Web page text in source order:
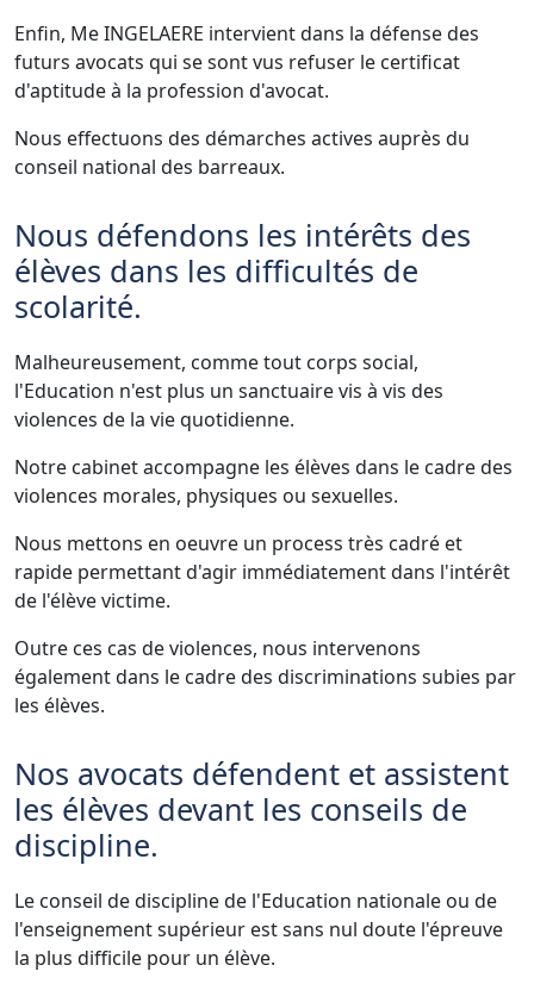
Enfin, Me INGELAERE intervient dans la défense des
futurs avocats qui se sont vus refuser le certificat
d'aptitude à la profession d'avocat.
Nous effectuons des démarches actives auprès du
conseil national des barreaux.
Nous défendons les intérêts des
élèves dans les difficultés de
scolarité.
Malheureusement, comme tout corps social,
l'Education n'est plus un sanctuaire vis à vis des
violences de la vie quotidienne.
Notre cabinet accompagne les élèves dans le cadre des
violences morales, physiques ou sexuelles.
Nous mettons en oeuvre un process très cadré et
rapide permettant d'agir immédiatement dans l'intérêt
de l'élève victime.
Outre ces cas de violences, nous intervenons
également dans le cadre des discriminations subies par
les élèves.
Nos avocats défendent et assistent
les élèves devant les conseils de
discipline.
Le conseil de discipline de l'Education nationale ou de
l'enseignement supérieur est sans nul doute l'épreuve
la plus difficile pour un élève.